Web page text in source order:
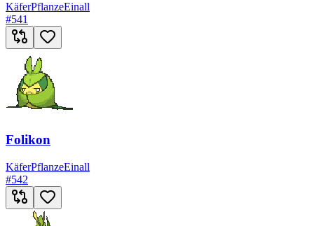
KäferPflanzeEinall
#541
Folikon
KäferPflanzeEinall
#542